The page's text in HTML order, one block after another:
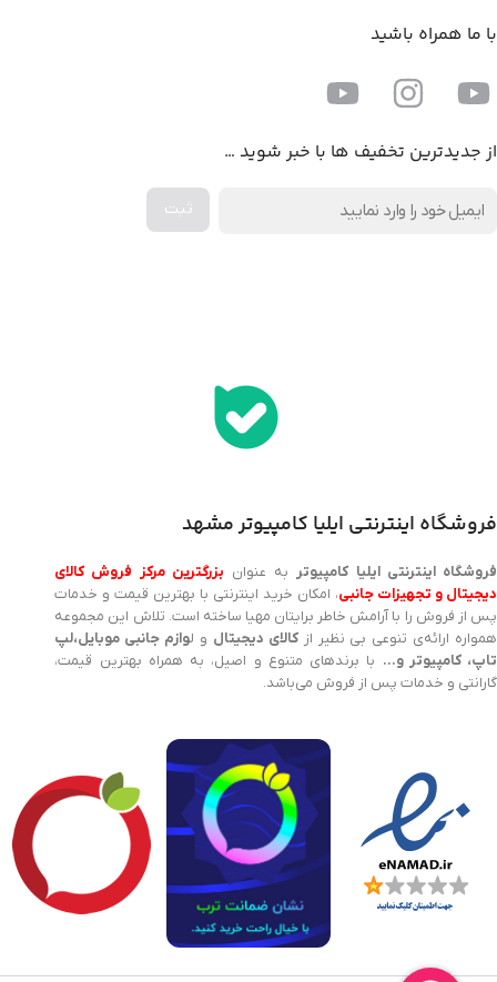
با ما همراه باشید
از جدیدترین تخفیف ها با خبر شوید …
فروشگاه اینترنتی ایلیا کامپیوتر مشهد
فروشگاه اینترنتی ایلیا کامپیوتر به عنوان بزرگترین مرکز فروش کالای
دیجیتال و تجهیزات جانبی، امکان خرید اینترنتی با بهترین قیمت و خدمات
پس از فروش را با آرامش خاطر برایتان مهیا ساخته است. تلاش این مجموعه
همواره ارائه‌ی تنوعی بی نظیر ازکالای دیجیتال و لوازم جانبی موبایل،لپ
تاپ، کامپیوتر و… با برندهای متنوع و اصیل، به همراه بهترین قیمت،
گارانتی و خدمات پس از فروش می‌باشد.